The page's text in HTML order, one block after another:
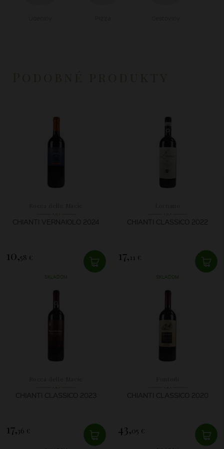
CHIANTI VERNAIOLO 2024
10,58 €
SKLADOM
CHIANTI CLASSICO 2022
17, 11 €
SKLADOM
CHIANTI CLASSICO 2023
17, 36 €
CHIANTI CLASSICO 2020
43,05 €